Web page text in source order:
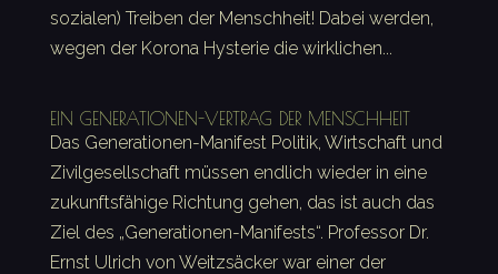
sozialen) Treiben der Menschheit! Dabei werden,
wegen der Korona Hysterie die wirklichen...
EIN GENERATIONEN-VERTRAG DER MENSCHHEIT
Das Generationen-Manifest Politik, Wirtschaft und
Zivilgesellschaft müssen endlich wieder in eine
zukunftsfähige Richtung gehen, das ist auch das
Ziel des „Generationen-Manifests“. Professor Dr.
Ernst Ulrich von Weitzsäcker war einer der